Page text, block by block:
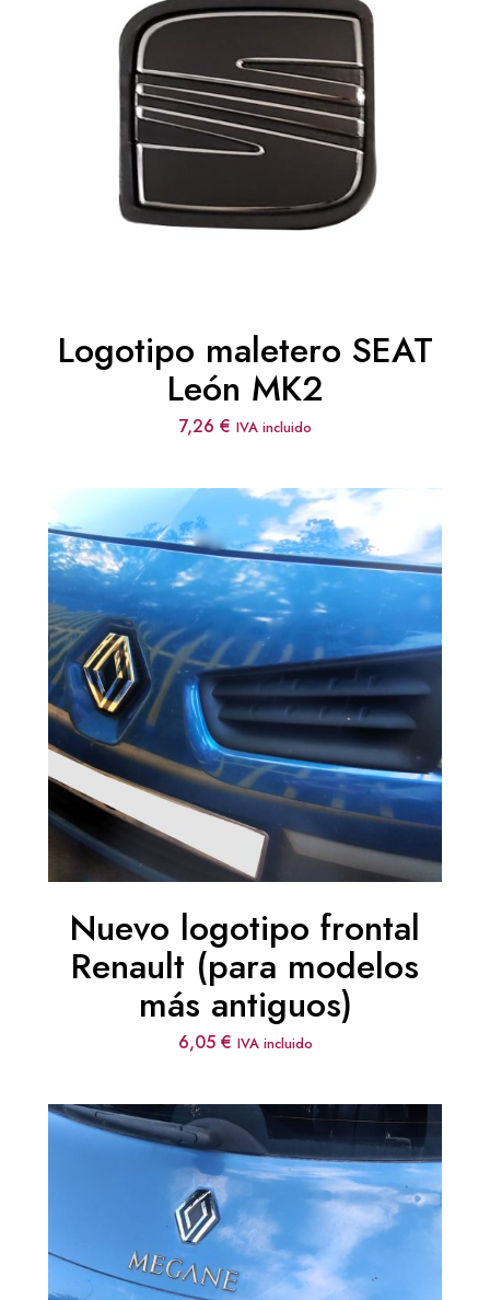
Logotipo maletero SEAT
León MK2
7,26 € IVA incluido
Nuevo logotipo frontal
Renault (para modelos
más antiguos)
6,05 € IVA incluido